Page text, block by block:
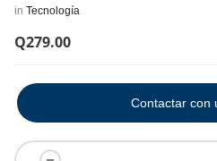
in Tecnología
Q279.00
Contactar con